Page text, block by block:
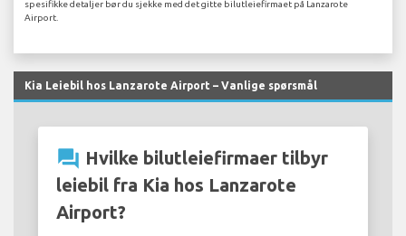
spesifikke detaljer bør du sjekke med det gitte bilutleiefirmaet på Lanzarote
Airport.
Kia Leiebil hos Lanzarote Airport – Vanlige spørsmål
question_answer Hvilke bilutleiefirmaer tilbyr
leiebil fra Kia hos Lanzarote
Airport?